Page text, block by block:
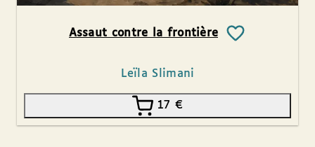
Assaut contre la frontière
Leïla Slimani
17 €